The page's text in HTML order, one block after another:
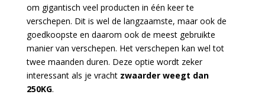
om gigantisch veel producten in één keer te
verschepen. Dit is wel de langzaamste, maar ook de
goedkoopste en daarom ook de meest gebruikte
manier van verschepen. Het verschepen kan wel tot
twee maanden duren. Deze optie wordt zeker
interessant als je vracht zwaarder weegt dan
250KG.